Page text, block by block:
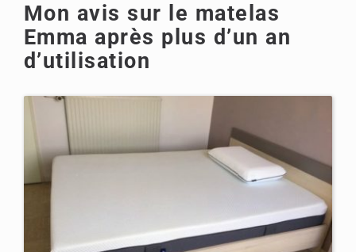
Mon avis sur le matelas
Emma après plus d’un an
d’utilisation